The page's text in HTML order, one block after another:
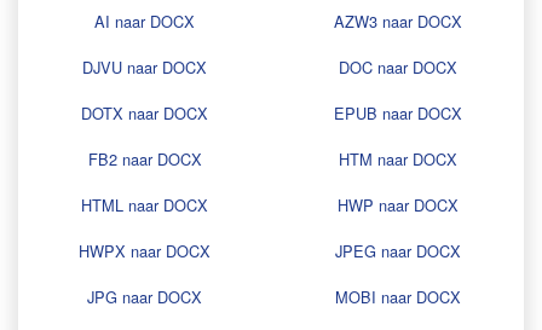
AI naar DOCX
AZW3 naar DOCX
DJVU naar DOCX
DOC naar DOCX
DOTX naar DOCX
EPUB naar DOCX
FB2 naar DOCX
HTM naar DOCX
HTML naar DOCX
HWP naar DOCX
HWPX naar DOCX
JPEG naar DOCX
JPG naar DOCX
MOBI naar DOCX